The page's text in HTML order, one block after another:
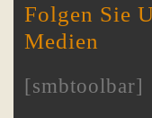
Folgen Sie
Medien
[smbtoolbar]